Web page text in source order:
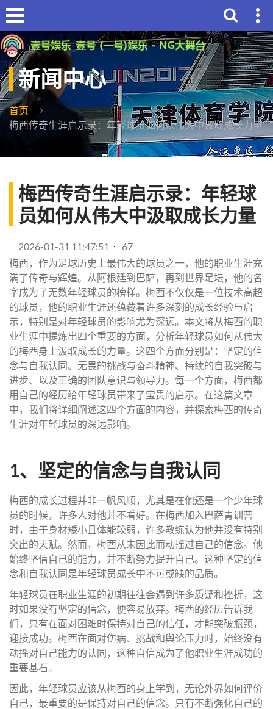
新闻中心
首页
梅西传奇生涯启示录：年轻球员如何从伟大中汲取成长力量
梅西传奇生涯启示录：年轻球
员如何从伟大中汲取成长力量
2026-01-31 11:47:51
67
梅西，作为足球历史上最伟大的球员之一，他的职业生涯充
满了传奇与辉煌。从阿根廷到巴萨，再到世界足坛，他的名
字成为了无数年轻球员的榜样。梅西不仅仅是一位技术高超
的球员，他的职业生涯还蕴藏着许多深刻的成长经验与启
示，特别是对年轻球员的影响尤为深远。本文将从梅西的职
业生涯中提炼出四个重要的方面，分析年轻球员如何从伟大
的梅西身上汲取成长的力量。这四个方面分别是：坚定的信
念与自我认同、无畏的挑战与奋斗精神、持续的自我突破与
进步、以及正确的团队意识与领导力。每一个方面，梅西都
用自己的经历给年轻球员带来了宝贵的启示。在这篇文章
中，我们将详细阐述这四个方面的内容，并探索梅西的传奇
生涯对年轻球员的深远影响。
1、坚定的信念与自我认同
梅西的成长过程并非一帆风顺，尤其是在他还是一个少年球
员的时候，许多人对他并不看好。在梅西加入巴萨青训营
时，由于身材矮小且体能较弱，许多教练认为他并没有特别
突出的天赋。然而，梅西从未因此而动摇过自己的信念。他
始终坚信自己的能力，并不断努力提升自己。这种坚定的信
念和自我认同是年轻球员成长中不可或缺的品质。
年轻球员在职业生涯的初期往往会遇到许多质疑和挫折，这
时如果没有坚定的信念，便容易放弃。梅西的经历告诉我
们，只有在面对困难时保持对自己的信任，才能突破瓶颈，
迎接成功。梅西在面对伤病、挑战和舆论压力时，始终没有
动摇对自己能力的认同，这种自信成为了他职业生涯成功的
重要基石。
因此，年轻球员应该从梅西的身上学到，无论外界如何评价
自己，最重要的是保持对自己的信念。只有不断强化自己的